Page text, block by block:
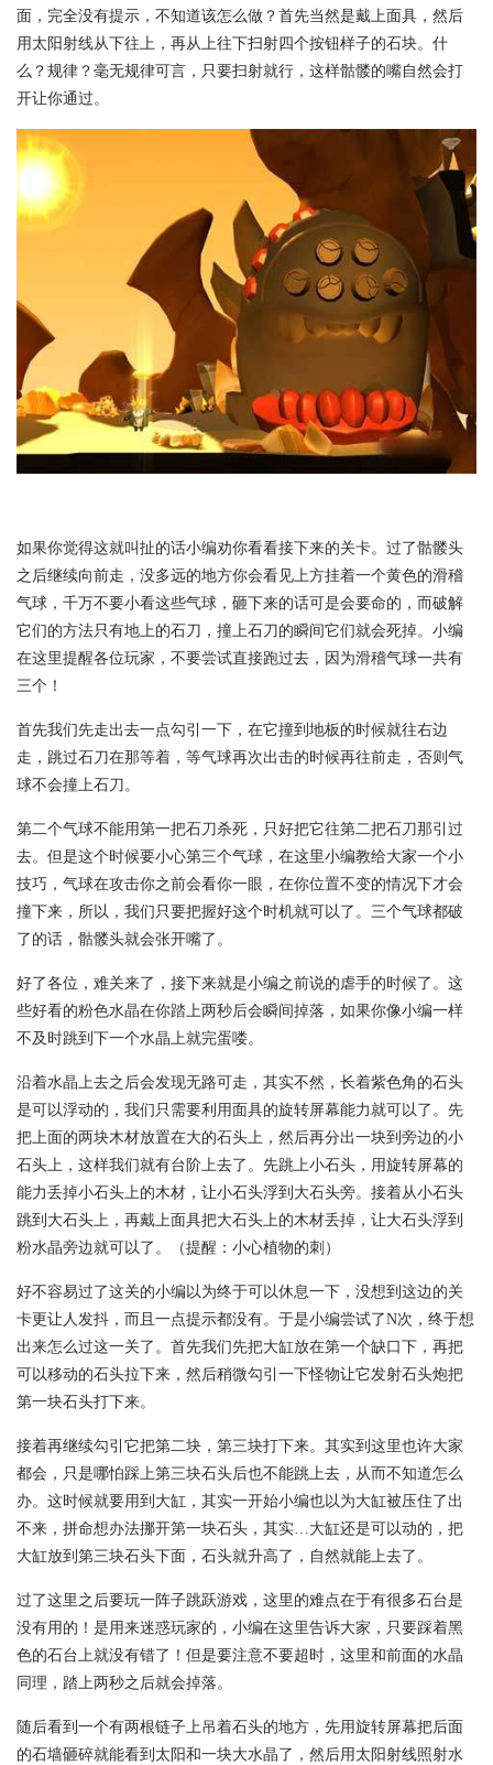
面，完全没有提示，不知道该怎么做？首先当然是戴上面具，然后
用太阳射线从下往上，再从上往下扫射四个按钮样子的石块。什
么？规律？毫无规律可言，只要扫射就行，这样骷髅的嘴自然会打
开让你通过。
如果你觉得这就叫扯的话小编劝你看看接下来的关卡。过了骷髅头
之后继续向前走，没多远的地方你会看见上方挂着一个黄色的滑稽
气球，千万不要小看这些气球，砸下来的话可是会要命的，而破解
它们的方法只有地上的石刀，撞上石刀的瞬间它们就会死掉。小编
在这里提醒各位玩家，不要尝试直接跑过去，因为滑稽气球一共有
三个！
首先我们先走出去一点勾引一下，在它撞到地板的时候就往右边
走，跳过石刀在那等着，等气球再次出击的时候再往前走，否则气
球不会撞上石刀。
第二个气球不能用第一把石刀杀死，只好把它往第二把石刀那引过
去。但是这个时候要小心第三个气球，在这里小编教给大家一个小
技巧，气球在攻击你之前会看你一眼，在你位置不变的情况下才会
撞下来，所以，我们只要把握好这个时机就可以了。三个气球都破
了的话，骷髅头就会张开嘴了。
好了各位，难关来了，接下来就是小编之前说的虐手的时候了。这
些好看的粉色水晶在你踏上两秒后会瞬间掉落，如果你像小编一样
不及时跳到下一个水晶上就完蛋喽。
沿着水晶上去之后会发现无路可走，其实不然，长着紫色角的石头
是可以浮动的，我们只需要利用面具的旋转屏幕能力就可以了。先
把上面的两块木材放置在大的石头上，然后再分出一块到旁边的小
石头上，这样我们就有台阶上去了。先跳上小石头，用旋转屏幕的
能力丢掉小石头上的木材，让小石头浮到大石头旁。接着从小石头
跳到大石头上，再戴上面具把大石头上的木材丢掉，让大石头浮到
粉水晶旁边就可以了。（提醒：小心植物的刺）
好不容易过了这关的小编以为终于可以休息一下，没想到这边的关
卡更让人发抖，而且一点提示都没有。于是小编尝试了N次，终于想
出来怎么过这一关了。首先我们先把大缸放在第一个缺口下，再把
可以移动的石头拉下来，然后稍微勾引一下怪物让它发射石头炮把
第一块石头打下来。
接着再继续勾引它把第二块，第三块打下来。其实到这里也许大家
都会，只是哪怕踩上第三块石头后也不能跳上去，从而不知道怎么
办。这时候就要用到大缸，其实一开始小编也以为大缸被压住了出
不来，拼命想办法挪开第一块石头，其实…大缸还是可以动的，把
大缸放到第三块石头下面，石头就升高了，自然就能上去了。
过了这里之后要玩一阵子跳跃游戏，这里的难点在于有很多石台是
没有用的！是用来迷惑玩家的，小编在这里告诉大家，只要踩着黑
色的石台上就没有错了！但是要注意不要超时，这里和前面的水晶
同理，踏上两秒之后就会掉落。
随后看到一个有两根链子上吊着石头的地方，先用旋转屏幕把后面
的石墙砸碎就能看到太阳和一块大水晶了，然后用太阳射线照射水